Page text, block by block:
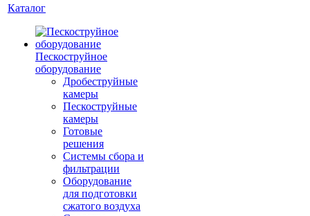
Каталог
Пескоструйное
оборудование
Дробеструйные
камеры
Пескоструйные
камеры
Готовые
решения
Системы сбора и
фильтрации
Оборудование
для подготовки
сжатого воздуха